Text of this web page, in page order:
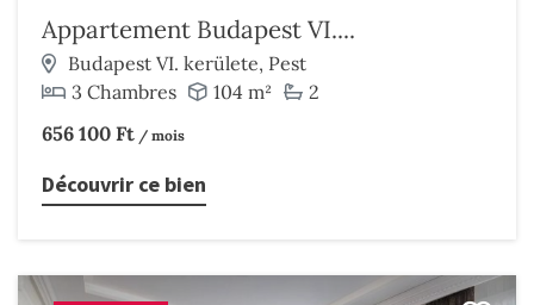
Appartement Budapest VI....
Budapest VI. kerülete, Pest
3 Chambres
104 m²
2
656 100 Ft / mois
Découvrir ce bien